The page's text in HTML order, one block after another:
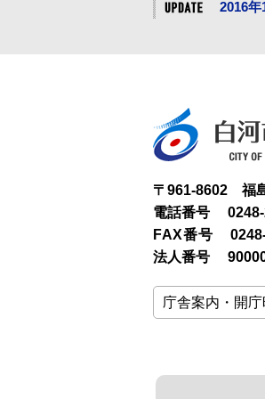
2016年
〒961-8602 福
電話番号
FAX番号
法人番号
庁舎案内・開庁